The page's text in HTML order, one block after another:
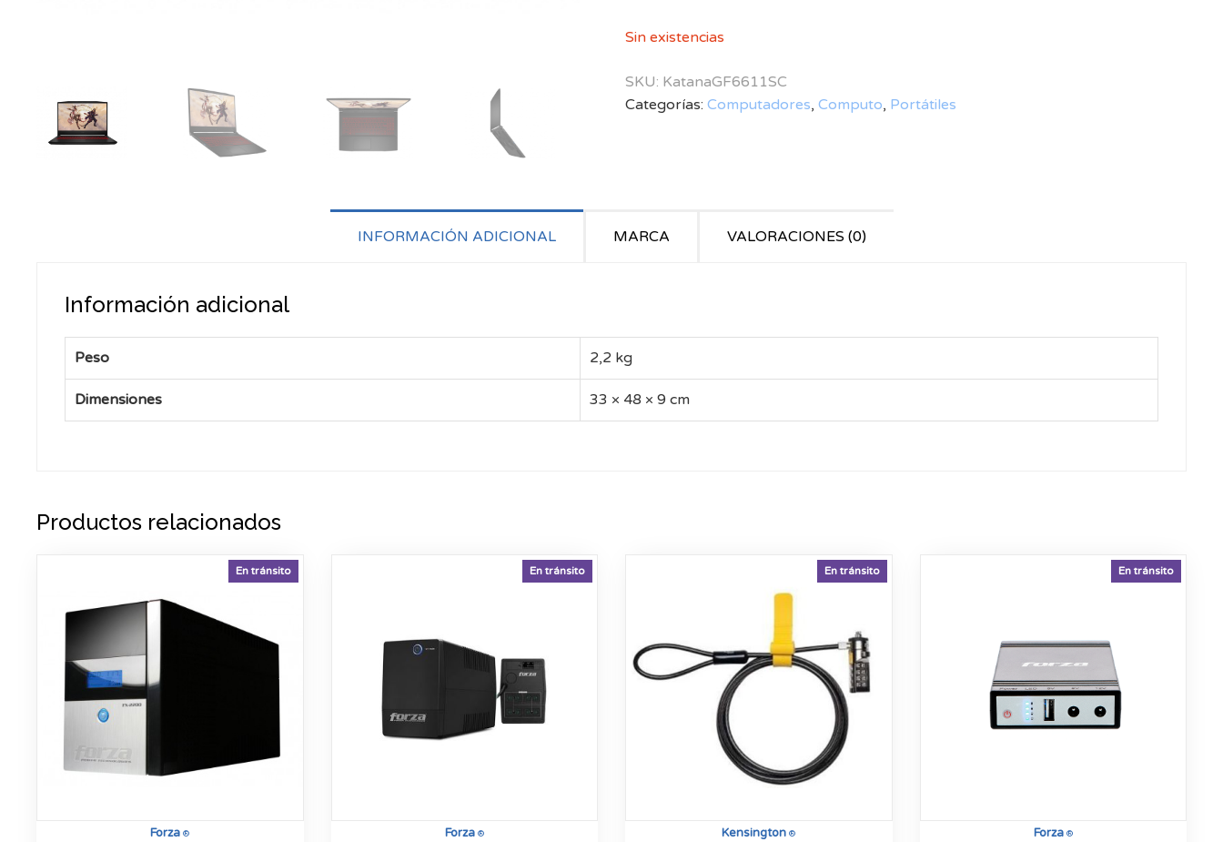
Sin existencias
SKU: KatanaGF6611SC
Categorías: Computadores, Computo, Portátiles
INFORMACIÓN ADICIONAL MARCA VALORACIONES (0)
Información adicional
Peso 2,2 kg
Dimensiones 33 × 48 × 9 cm
Productos relacionados
Forza ®
En tránsito
Forza®
En tránsito
Kensington ®
En tránsito
Forza®
En tránsito